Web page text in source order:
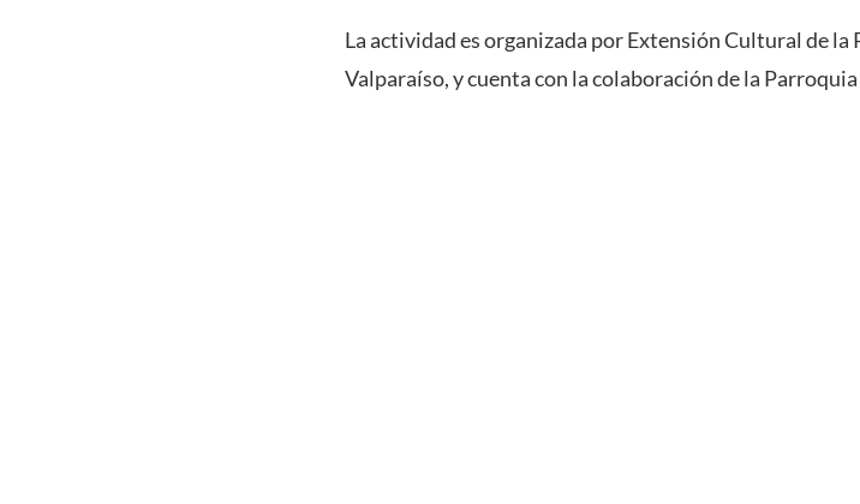
La actividad es organizada por Extensión Cultural de
Valparaíso, y cuenta con la colaboración de la